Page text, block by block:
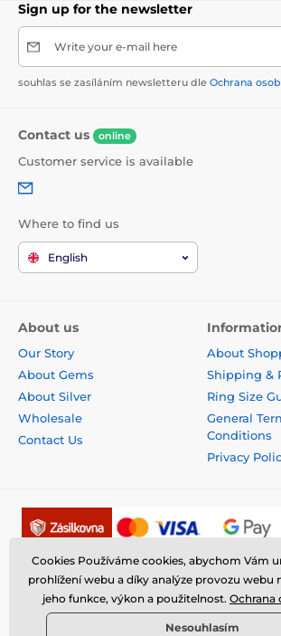
Sign up for the newsletter
Write your e-mail here
souhlas se zasíláním newsletteru dle Ochrana
Contact us online
Customer service is available
Where to find us
English
About us
Our Story
About Gems
About Silver
Wholesale
Contact Us
About
Shipping &
Ring Size
General
Conditions
Privacy
Cookies Používáme cookies, abychom Vám
prohlížení webu a díky analýze provozu webu
jeho funkce, výkon a použitelnost. Ochrana
Nesouhlasím